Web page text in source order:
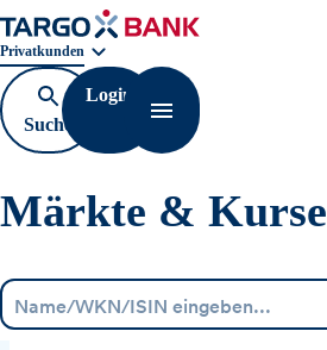
Geschäftsbereichnavigation. Aktuelle Auswahl:
Privatkunden
Suche
öffnen
Login
Navigation öffnen
Märkte & Kurse